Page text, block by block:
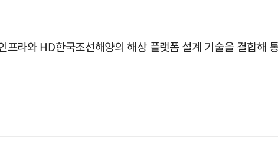
라와 HD한국조선해양의 해상 플랫폼 설계 기술을 결합해